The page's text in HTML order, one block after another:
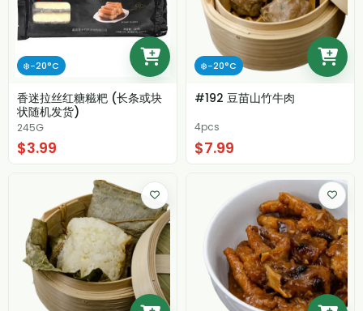
❄️-20°C
香迷拉丝红糖糍粑 (长条或块
状随机发货)
245G
$3.99
❄️-20°C
#192 豆苗山竹牛肉
4pcs
$7.99